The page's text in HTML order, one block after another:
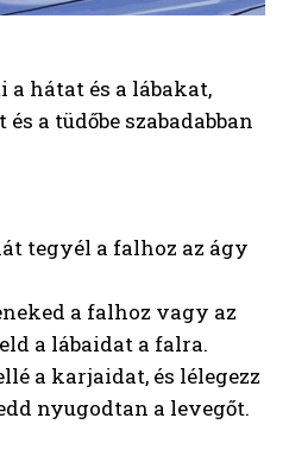
hátat és a lábakat,
a tüdőbe szabadabban
tegyél a falhoz az ágy
a falhoz vagy az
a lábaidat a falra.
a karjaidat, és lélegezz
nyugodtan a levegőt.